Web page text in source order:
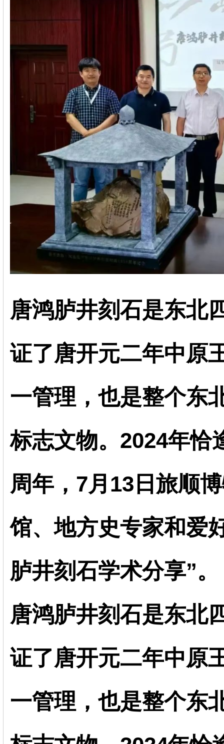
唐鸿胪井刻石是东北
证了唐开元二年中原
一管理，也是整个东
标志文物。2024年恰
周年，7月13日旅顺
馆、地方史专家和爱
胪井刻石学术分享”。
唐鸿胪井刻石是东北
证了唐开元二年中原
一管理，也是整个东